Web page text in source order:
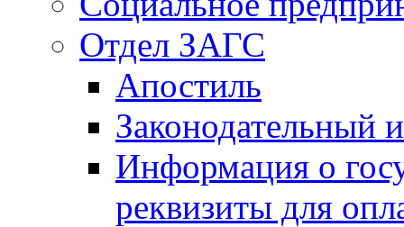
Отдел ЗАГС
Апостиль
Законодательный
Информация о
реквизиты для